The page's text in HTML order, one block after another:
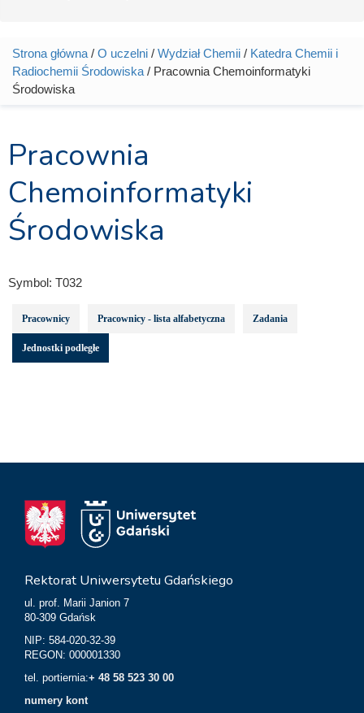
Jesteś tutaj
Strona główna / O uczelni / Wydział Chemii / Katedra Chemii i
Radiochemii Środowiska / Pracownia Chemoinformatyki
Środowiska
Pracownia
Chemoinformatyki
Środowiska
Symbol: T032
Pracownicy Pracownicy - lista alfabetyczna Zadania
Jednostki podległe
Rektorat Uniwersytetu Gdańskiego
ul. prof. Marii Janion 7
80-309 Gdańsk
NIP: 584-020-32-39
REGON: 000001330
tel. portiernia:+ 48 58 523 30 00
numery kont